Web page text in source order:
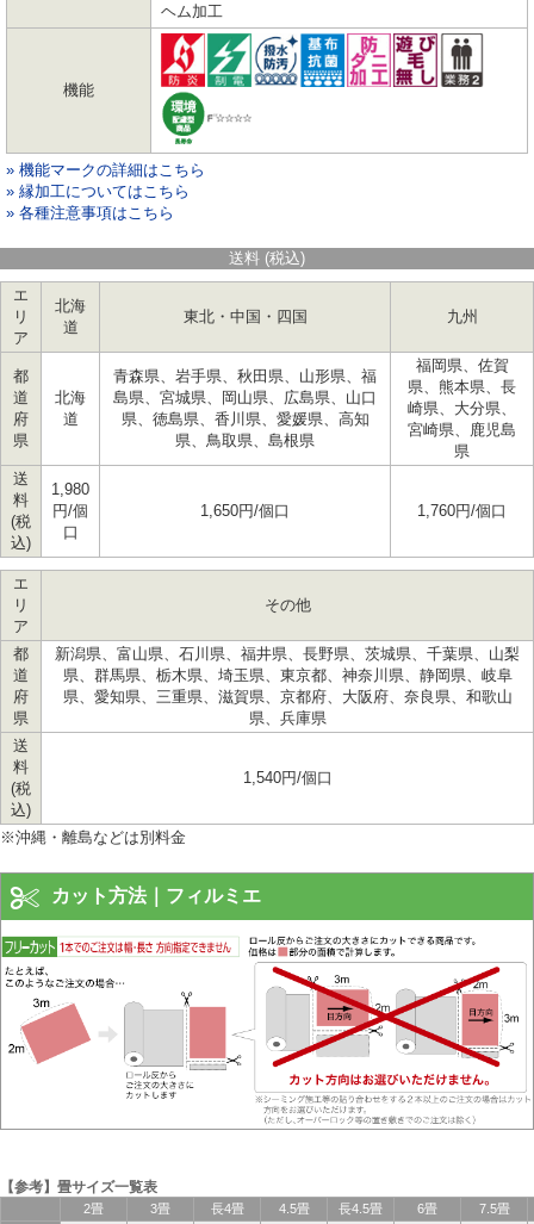
ヘム加工
機能
» 機能マークの詳細はこちら
» 縁加工についてはこちら
» 各種注意事項はこちら
送料 (税込)
エ
リ
ア
北海
道
東北・中国・四国 九州
都
道
府
県
北海
道
青森県、岩手県、秋田県、山形県、福
島県、宮城県、岡山県、広島県、山口
県、徳島県、香川県、愛媛県、高知
県、鳥取県、島根県
福岡県、佐賀
県、熊本県、長
崎県、大分県、
宮崎県、鹿児島
県
送
料
(税
込)
1,980
円/個
口
1,650円/個口 1,760円/個口
エ
リ
ア
その他
都
道
府
県
新潟県、富山県、石川県、福井県、長野県、茨城県、千葉県、山梨
県、群馬県、栃木県、埼玉県、東京都、神奈川県、静岡県、岐阜
県、愛知県、三重県、滋賀県、京都府、大阪府、奈良県、和歌山
県、兵庫県
送
料
(税
込)
1,540円/個口
※沖縄・離島などは別料金
カット方法｜フィルミエ
【参考】畳サイズ一覧表
2畳 3畳 長4畳 4.5畳 長4.5畳 6畳 7.5畳